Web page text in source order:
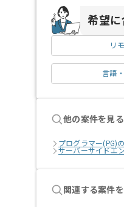
希望に
リ
言語
他の案件を見る
プログラマー(PG)
サーバーサイドエ
関連する案件